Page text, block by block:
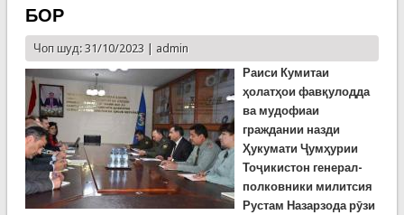
БОР
Чоп шуд: 31/10/2023 | admin
Раиси Кумитаи
ҳолатҳои фавқулодда
ва мудофиаи
граждании назди
Ҳукумати Ҷумҳурии
Тоҷикистон генерал-
полковники милитсия
Рустам Назарзода рӯзи